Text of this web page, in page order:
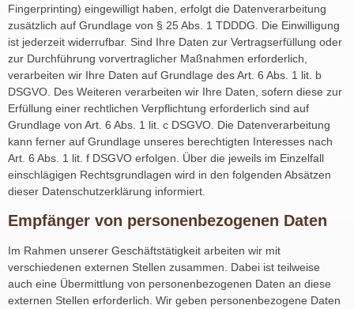
Fingerprinting) eingewilligt haben, erfolgt die Datenverarbeitung
zusätzlich auf Grundlage von § 25 Abs. 1 TDDDG. Die Einwilligung
ist jederzeit widerrufbar. Sind Ihre Daten zur Vertragserfüllung oder
zur Durchführung vorvertraglicher Maßnahmen erforderlich,
verarbeiten wir Ihre Daten auf Grundlage des Art. 6 Abs. 1 lit. b
DSGVO. Des Weiteren verarbeiten wir Ihre Daten, sofern diese zur
Erfüllung einer rechtlichen Verpflichtung erforderlich sind auf
Grundlage von Art. 6 Abs. 1 lit. c DSGVO. Die Datenverarbeitung
kann ferner auf Grundlage unseres berechtigten Interesses nach
Art. 6 Abs. 1 lit. f DSGVO erfolgen. Über die jeweils im Einzelfall
einschlägigen Rechtsgrundlagen wird in den folgenden Absätzen
dieser Datenschutzerklärung informiert.
Empfänger von personenbezogenen Daten
Im Rahmen unserer Geschäftstätigkeit arbeiten wir mit
verschiedenen externen Stellen zusammen. Dabei ist teilweise
auch eine Übermittlung von personenbezogenen Daten an diese
externen Stellen erforderlich. Wir geben personenbezogene Daten